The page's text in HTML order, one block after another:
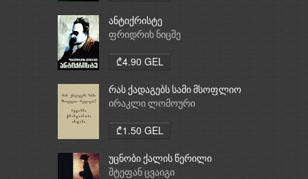
ანტიქრისტე
ფრიდრიხ ნიცშე
₾4.90 GEL
რას ქადაგებს სამი მსოფლიო
რელიგია: ბუდიზმი,
ირაკლი ლომოური
₾1.50 GEL
უცნობი ქალის წერილი
შტეფან ცვაიგი